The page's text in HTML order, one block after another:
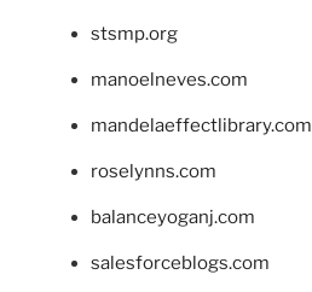
stsmp.org
manoelneves.com
mandelaeffectlibrary.com
roselynns.com
balanceyoganj.com
salesforceblogs.com